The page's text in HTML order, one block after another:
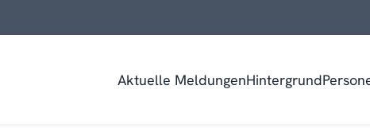
Aktuelle MeldungenHintergrund